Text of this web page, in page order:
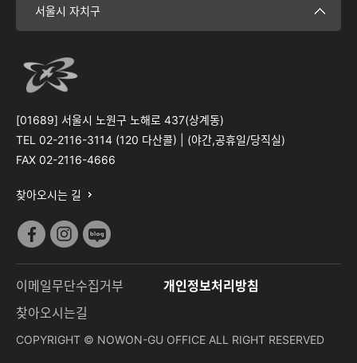
서울시 자치구
[01689] 서울시 노원구 노해로 437(상계동)
TEL 02-2116-3114 (120 다산콜) |
(야간,공휴일/당직실)
FAX 02-2116-4666
찾아오시는 길
이메일무단수집거부
개인정보처리방침
찾아오시는길
COPYRIGHT © NOWON-GU OFFICE ALL RIGHT RESERVED